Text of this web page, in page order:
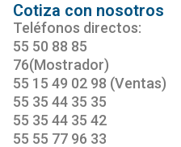
Cotiza con nosotros
Teléfonos directos:
55 50 88 85
76(Mostrador)
55 15 49 02 98 (Ventas)
55 35 44 35 35
55 35 44 35 42
55 55 77 96 33